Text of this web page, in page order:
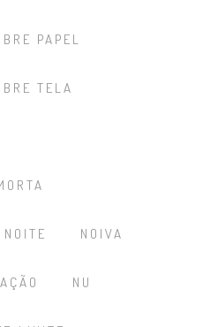
PAPEL
TELA
NOITE NOIVA
NU